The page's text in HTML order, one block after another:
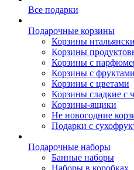
Все подарки
Подарочные корзины
Корзины
Корзины
Корзины с
Корзины с
Корзины с цветами
Корзины сладкие с
Корзины-ящики
Не новогодние
Подарки с
Подарочные наборы
Банные наборы
Наборы в коробках